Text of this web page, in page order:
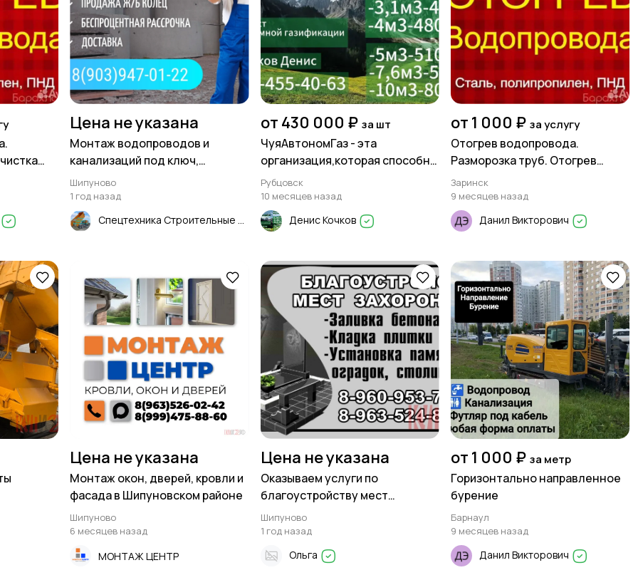
Цена не указана
Монтаж водопроводов и
канализаций под ключ,
строительные работы
Шипуново
1 год назад
Спецтехника Строительные Работы
от 430 000 ₽ за шт
ЧуяАвтономГаз - эта
организация,которая способна
газифицировать самые
удаленные местности от
газопровода!
Рубцовск
10 месяцев назад
Денис Кочков
от 1 000 ₽ за услугу
Отогрев водопровода.
Разморозка труб. Отогрев
канализации.
Заринск
9 месяцев назад
Данил Викторович
Цена не указана
Монтаж окон, дверей, кровли и
фасада в Шипуновском районе
Шипуново
6 месяцев назад
МОНТАЖ ЦЕНТР
Цена не указана
Оказываем услуги по
благоустройству мест
захоронений
Шипуново
1 год назад
Ольга
от 1 000 ₽ за метр
Горизонтально направленное
бурение
Барнаул
9 месяцев назад
Данил Викторович